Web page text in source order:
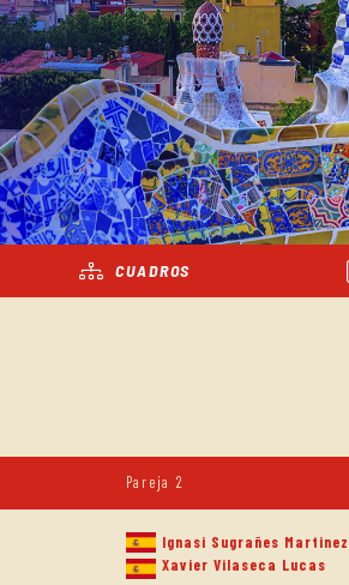
CUADROS
Pareja 2
Ignasi Sugrañes Martinez
Xavier Vilaseca Lucas